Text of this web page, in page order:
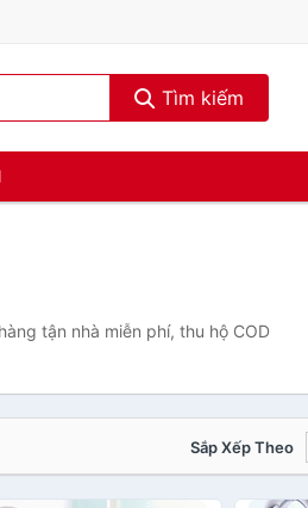
Tìm kiếm
tận nhà miễn phí, thu hộ COD
Sắp Xếp Theo